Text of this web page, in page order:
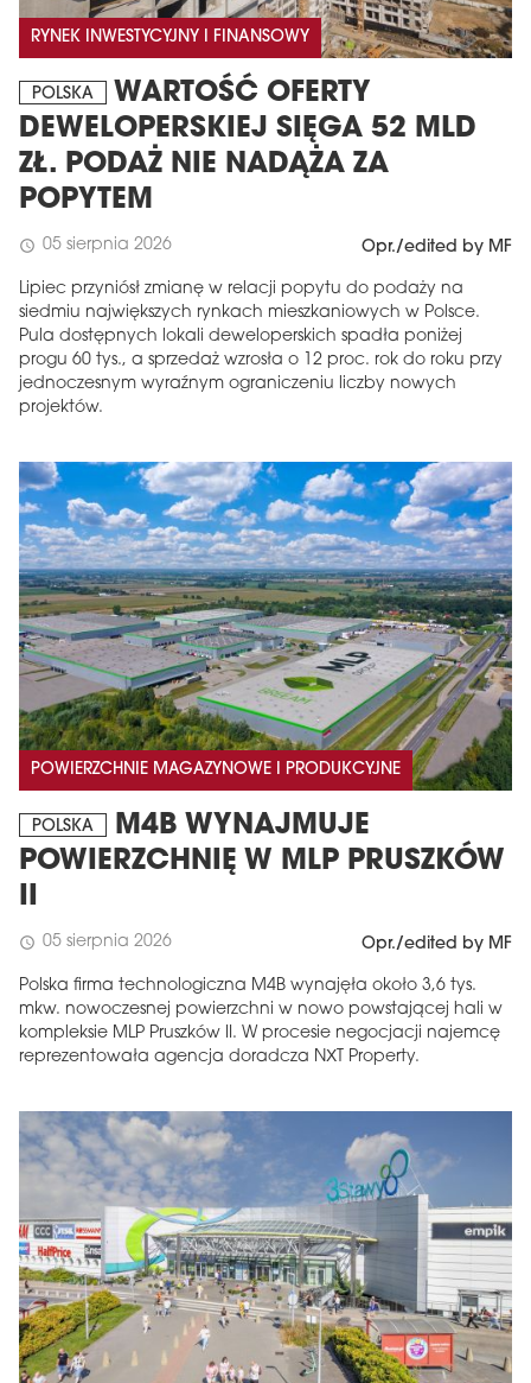
RYNEK INWESTYCYJNY I FINANSOWY
POLSKA
WARTOŚĆ OFERTY
DEWELOPERSKIEJ SIĘGA 52 MLD
ZŁ. PODAŻ NIE NADĄŻA ZA
POPYTEM
schedule 05 sierpnia 2026 Opr./edited by MF
Lipiec przyniósł zmianę w relacji popytu do podaży na
siedmiu największych rynkach mieszkaniowych w Polsce.
Pula dostępnych lokali deweloperskich spadła poniżej
progu 60 tys., a sprzedaż wzrosła o 12 proc. rok do roku przy
jednoczesnym wyraźnym ograniczeniu liczby nowych
projektów.
POWIERZCHNIE MAGAZYNOWE I PRODUKCYJNE
POLSKA
M4B WYNAJMUJE
POWIERZCHNIĘ W MLP PRUSZKÓW
II
schedule 05 sierpnia 2026 Opr./edited by MF
Polska firma technologiczna M4B wynajęła około 3,6 tys.
mkw. nowoczesnej powierzchni w nowo powstającej hali w
kompleksie MLP Pruszków II. W procesie negocjacji najemcę
reprezentowała agencja doradcza NXT Property.